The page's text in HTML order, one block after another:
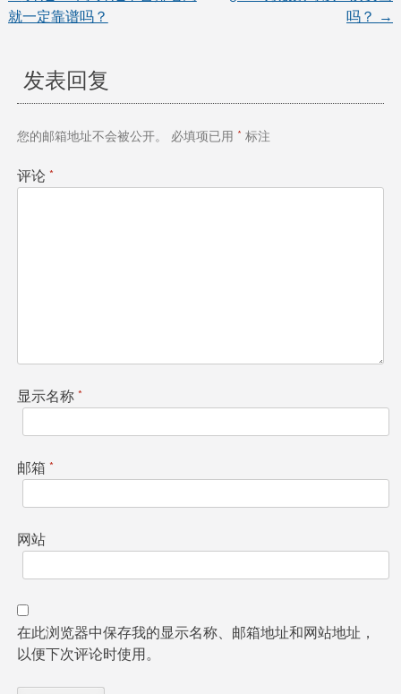
导
航
就一定靠谱吗？
吗？ →
发表回复
您的邮箱地址不会被公开。 必填项已用 * 标注
评论 *
显示名称 *
邮箱 *
网站
在此浏览器中保存我的显示名称、邮箱地址和网站地址，
以便下次评论时使用。